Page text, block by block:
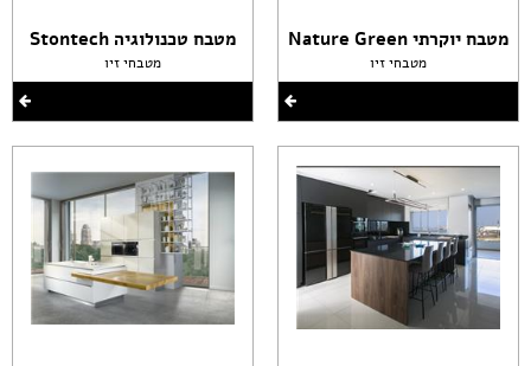
מטבח יוקרתי Nature Green
מטבחי זיו
מטבח טכנולוגיה Stontech
מטבחי זיו